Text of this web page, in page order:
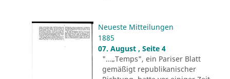
Neueste Mitteilungen
1885
07. August , Seite 4
"...„Temps", ein Pariser Blatt
gemäßigt republikanischer